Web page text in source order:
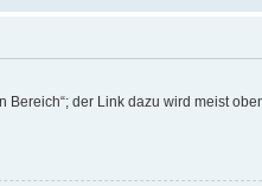
der Link dazu wird meist